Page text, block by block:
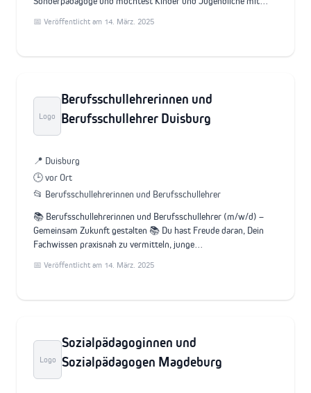
📅 Veröffentlicht am 14. März. 2025
Logo
Berufsschullehrerinnen und
Berufsschullehrer Duisburg
📍 Duisburg
🕒 vor Ort
📂 Berufsschullehrerinnen und Berufsschullehrer
📚 Berufsschullehrerinnen und Berufsschullehrer (m/w/d) –
Gemeinsam Zukunft gestalten 📚 Du hast Freude daran, Dein
Fachwissen praxisnah zu vermitteln, junge…
📅 Veröffentlicht am 14. März. 2025
Logo
Sozialpädagoginnen und
Sozialpädagogen Magdeburg